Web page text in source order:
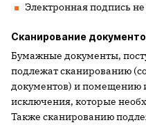
Электронная подпись
Сканирование
Бумажные документы,
подлежат сканированию
документов) и помещению
исключения, которые
Также сканированию